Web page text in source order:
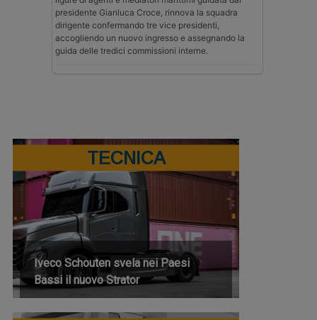
presidente Gianluca Croce, rinnova la squadra
dirigente confermando tre vice presidenti,
accogliendo un nuovo ingresso e assegnando la
guida delle tredici commissioni interne.
TECNICA
Iveco Schouten svela nei Paesi
Bassi il nuovo Strator